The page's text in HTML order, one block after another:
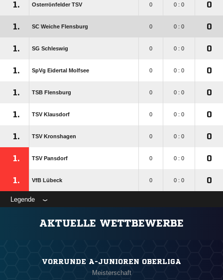
1. Osterrönfelder TSV 0 0 : 0 0
1. SC Weiche Flensburg 0 0 : 0 0
1. SG Schleswig 0 0 : 0 0
1. SpVg Eidertal Molfsee 0 0 : 0 0
1. TSB Flensburg 0 0 : 0 0
1. TSV Klausdorf 0 0 : 0 0
1. TSV Kronshagen 0 0 : 0 0
1. TSV Pansdorf 0 0 : 0 0
1. VfB Lübeck 0 0 : 0 0
Legende
AKTUELLE WETTBEWERBE
VORRUNDE A-JUNIOREN OBERLIGA
Meisterschaft